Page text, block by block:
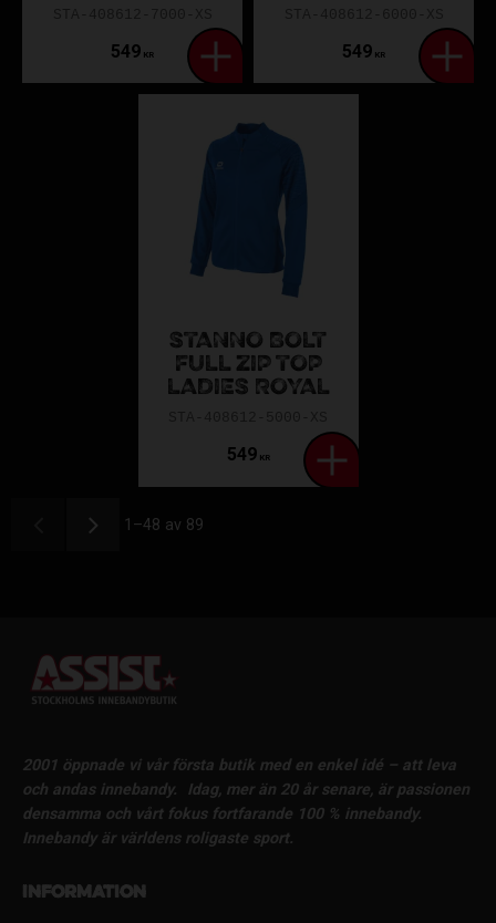
549 KR 549 KR
STANNO BOLT
FULL ZIP TOP
LADIES ROYAL
549KR
1–48 av 89
2001 öppnade vi vår första butik med en enkel idé – att leva
och andas innebandy.
Idag, mer än 20 år senare, är passionen
densamma och vårt fokus fortfarande 100 % innebandy.
Innebandy är världens roligaste sport.
Information